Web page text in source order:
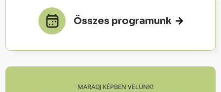
Összes programunk
MARADJ KÉPBEN VELÜNK!